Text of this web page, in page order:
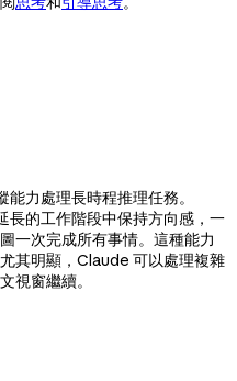
力處理長時程推理任務。
長的工作階段中保持方向感，一
一次完成所有事情。這種能力
其明顯，Claude 可以處理複雜
視窗繼續。